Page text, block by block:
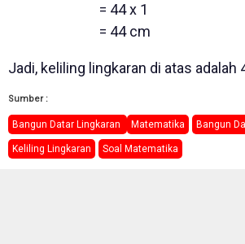
= 44 x 1
= 44 cm
Jadi, keliling lingkaran di atas adalah
Sumber :
Bangun Datar Lingkaran Matematika Bangun
Keliling Lingkaran Soal Matematika